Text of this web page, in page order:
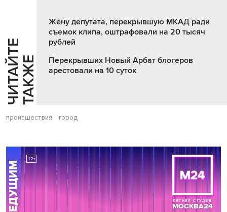
Ч
И
Т
АЙ
Т
Е
Т
А
К
ЖЕ
Жену депутата, перекрывшую МКАД ради
съемок клипа, оштрафовали на 20 тысяч
рублей
Перекрывших Новый Арбат блогеров
арестовали на 10 суток
происшествия город